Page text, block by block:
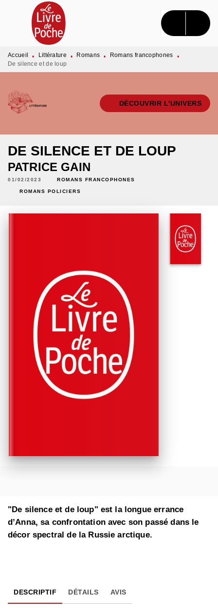
MENU RECHERCHE CONTENU
PIED DE PAGE
Accueil • Littérature • Romans • Romans francophones
•
De silence et de loup
DÉCOUVRIR L'UNIVERS
DE SILENCE ET DE LOUP
PATRICE GAIN
01/02/2023 ROMANS FRANCOPHONES
ROMANS POLICIERS
"De silence et de loup" est la longue errance
d’Anna, sa confrontation avec son passé dans le
décor spectral de la Russie arctique.
DESCRIPTIF DÉTAILS AVIS